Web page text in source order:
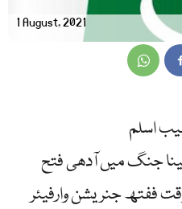
1 August, 2021
جنگ میں آدھی فتح
ففتھ جنریشن وارفیئر